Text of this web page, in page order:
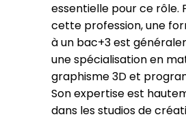
essentielle pour ce rôle.
cette profession, une
à un bac+3 est
une spécialisation en
graphisme 3D et
Son expertise est
dans les studios de